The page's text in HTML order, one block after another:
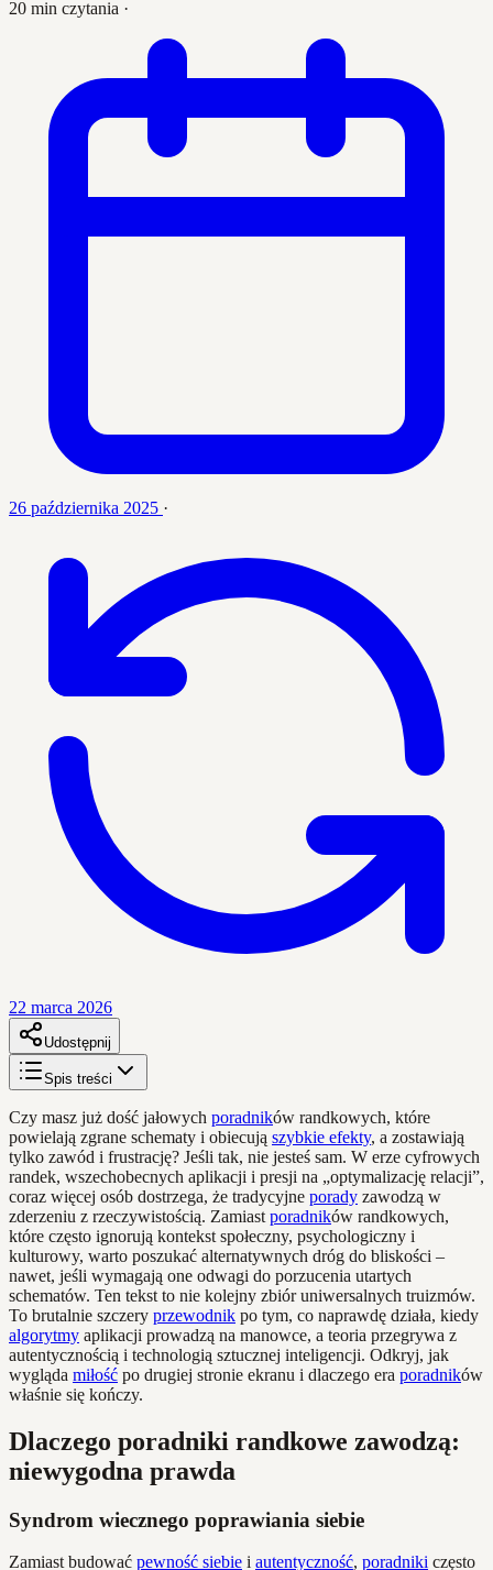
20 min czytania ·
26 października 2025 ·
22 marca 2026
Udostępnij
Spis treści
Czy masz już dość jałowych poradników randkowych, które
powielają zgrane schematy i obiecują szybkie efekty, a zostawiają
tylko zawód i frustrację? Jeśli tak, nie jesteś sam. W erze cyfrowych
randek, wszechobecnych aplikacji i presji na „optymalizację relacji”,
coraz więcej osób dostrzega, że tradycyjne porady zawodzą w
zderzeniu z rzeczywistością. Zamiast poradników randkowych,
które często ignorują kontekst społeczny, psychologiczny i
kulturowy, warto poszukać alternatywnych dróg do bliskości –
nawet, jeśli wymagają one odwagi do porzucenia utartych
schematów. Ten tekst to nie kolejny zbiór uniwersalnych truizmów.
To brutalnie szczery przewodnik po tym, co naprawdę działa, kiedy
algorytmy aplikacji prowadzą na manowce, a teoria przegrywa z
autentycznością i technologią sztucznej inteligencji. Odkryj, jak
wygląda miłość po drugiej stronie ekranu i dlaczego era poradników
właśnie się kończy.
Dlaczego poradniki randkowe zawodzą:
niewygodna prawda
Syndrom wiecznego poprawiania siebie
Zamiast budować pewność siebie i autentyczność, poradniki często